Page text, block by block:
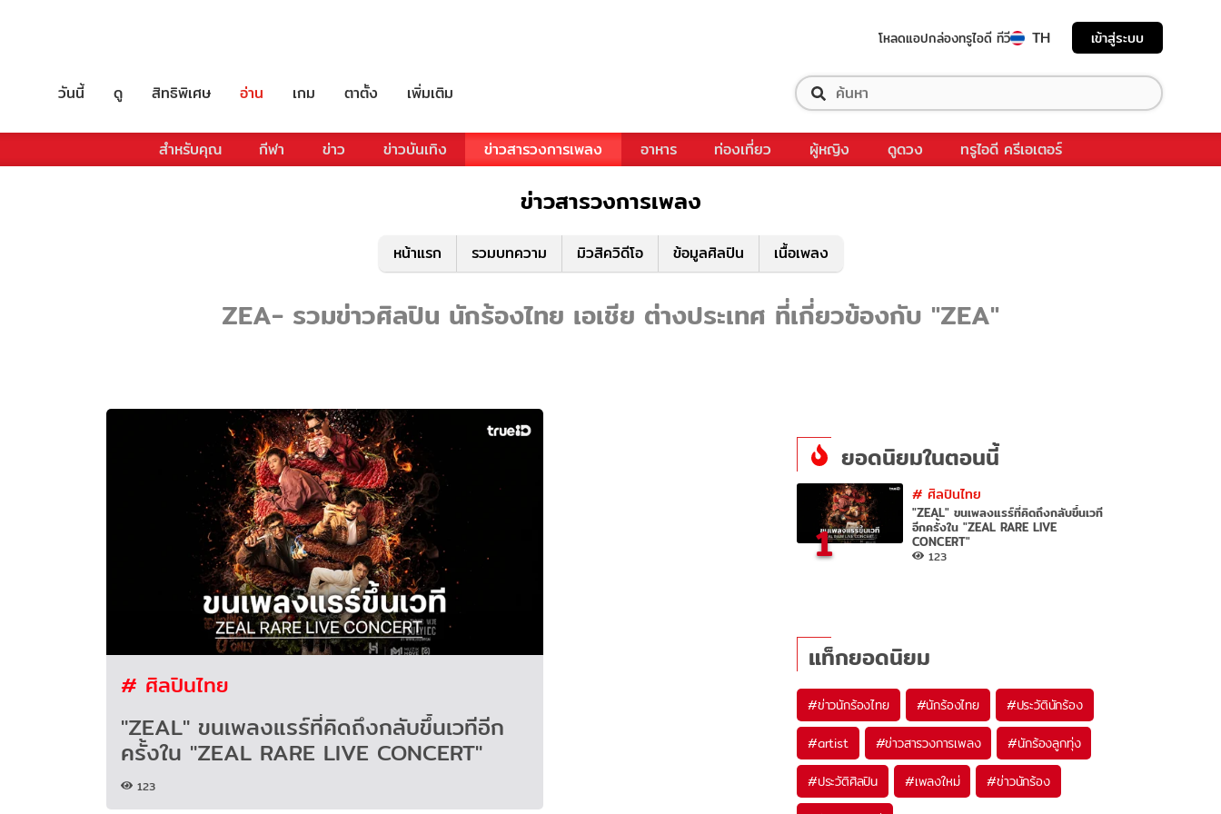
โหลดแอปกล่องทรูไอดี ทีวี TH เข้าสู่ระบบ
วันนี้ ดู สิทธิพิเศษ อ่าน เกม ตาตั้ง เพิ่มเติม
สำหรับคุณ กีฬา ข่าว ข่าวบันเทิง ข่าวสารวงการเพลง อาหาร ท่องเที่ยว ผู้หญิง ดูดวง ทรูไอดี ครีเอเตอร์
ข่าวสารวงการเพลง
หน้าแรก รวมบทความ มิวสิควิดีโอ ข้อมูลศิลปิน เนื้อเพลง
ZEA- รวมข่าวศิลปิน นักร้องไทย เอเชีย ต่างประเทศ ที่เกี่ยวข้องกับ "ZEA"
# ศิลปินไทย
"ZEAL" ขนเพลงแรร์ที่คิดถึงกลับขึ้นเวทีอีก
ครั้งใน "ZEAL RARE LIVE CONCERT"
123
ยอดนิยมในตอนนี้
1
# ศิลปินไทย
"ZEAL" ขนเพลงแรร์ที่คิดถึงกลับขึ้นเวที
อีกครั้งใน "ZEAL RARE LIVE
CONCERT"
123
แท็กยอดนิยม
#ข่าวนักร้องไทย #นักร้องไทย #ประวัตินักร้อง
#artist #ข่าวสารวงการเพลง #นักร้องลูกทุ่ง
#ประวัติศิลปิน #เพลงใหม่ #ข่าวนักร้อง